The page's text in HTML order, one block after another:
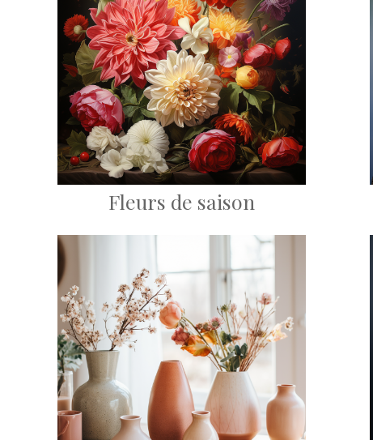
Fleurs de saison